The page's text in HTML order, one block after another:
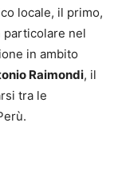
locale, il primo,
particolare nel
in ambito
Raimondi, il
tra le